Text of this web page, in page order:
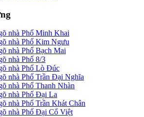
nhà Phố Minh Khai
nhà Phố Kim Ngưu
nhà Phố Bạch Mai
nhà Phố 8/3
nhà Phố Lò Đúc
nhà Phố Trần Đại Nghĩa
nhà Phố Thanh Nhàn
nhà Phố Đại La
nhà Phố Trần Khát Chân
nhà Phố Đại Cổ Việt